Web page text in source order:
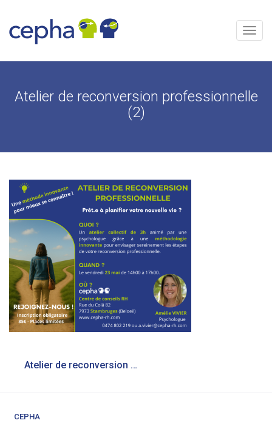
content
Menu
Atelier de reconversion professionnelle
(2)
Bericht
Atelier de reconversion professionnelle (2)
CEPHA